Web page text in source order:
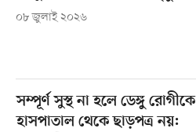
০৮ জুলাই ২০২৬
সম্পূর্ণ সুস্থ না হলে ডেঙ্গু রোগীকে
হাসপাতাল থেকে ছাড়পত্র নয়: